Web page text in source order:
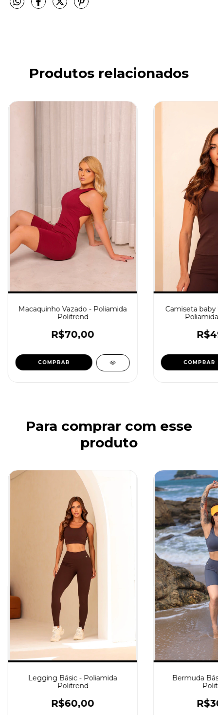
Produtos relacionados
Macaquinho Vazado - Poliamida
Politrend
R$70,00
COMPRAR
Camiseta
COMPRAR
Para comprar com esse
produto
Legging Básic - Poliamida
Politrend
R$60,00
Bermuda